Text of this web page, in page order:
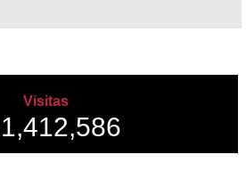
Visitas